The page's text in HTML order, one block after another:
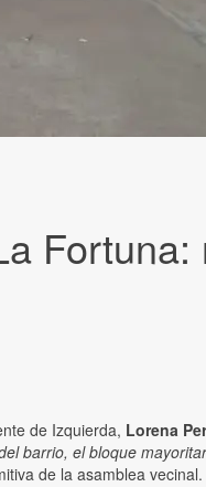
de Izquierda, Lorena
barrio, el bloque
de la asamblea vecinal.